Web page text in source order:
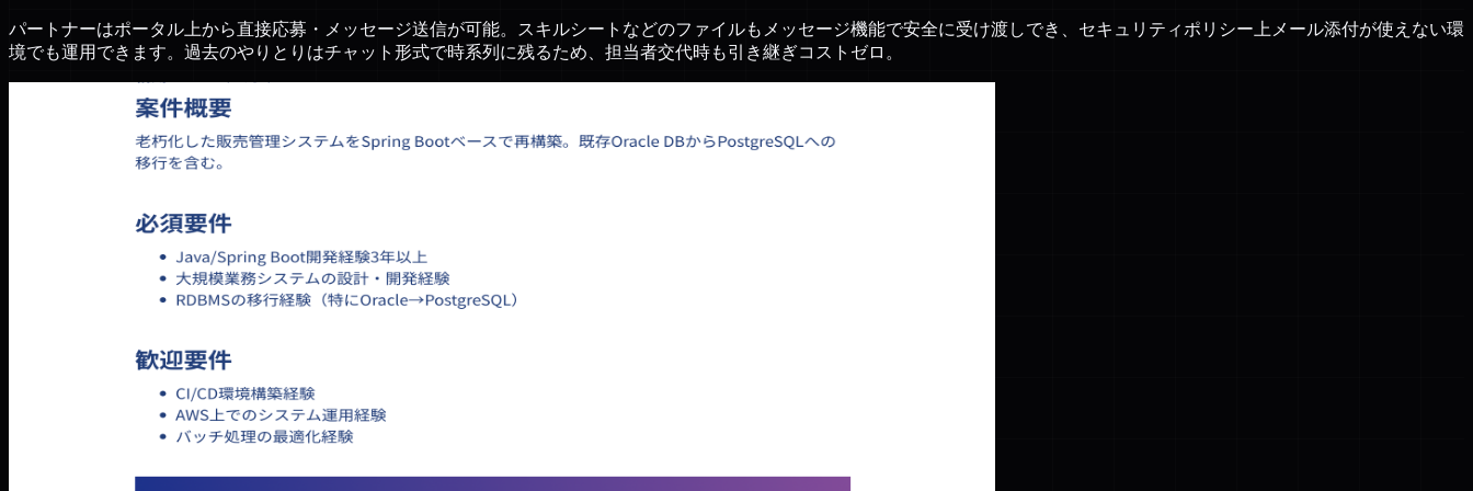
パートナーはポータル上から直接応募・メッセージ送信が可能。スキルシートなどのファイルもメッセージ機能で安全に受け渡しでき、セキュリティポリシー上メール添付が使えない環
境でも運用できます。過去のやりとりはチャット形式で時系列に残るため、担当者交代時も引き継ぎコストゼロ。